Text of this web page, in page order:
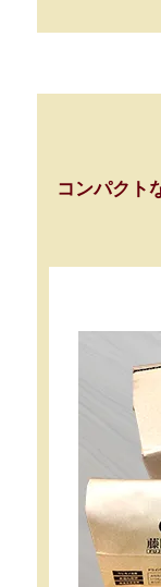
コンパクト